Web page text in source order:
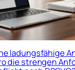
ladungsfähige
die strengen